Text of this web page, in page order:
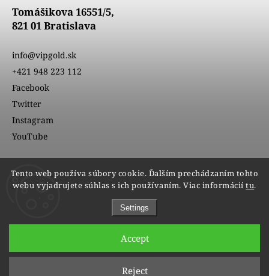
Tento web používa súbory cookie. Ďalším prechádzaním tohto
webu vyjadrujete súhlas s ich používaním. Viac informáciítu.
Settings
Reject
Accept
Tomášikova 16551/5,
821 01 Bratislava
info@vipgold.sk
+421 948 223 112
Facebook
Twitter
Instagram
YouTube
Edit cookie settings